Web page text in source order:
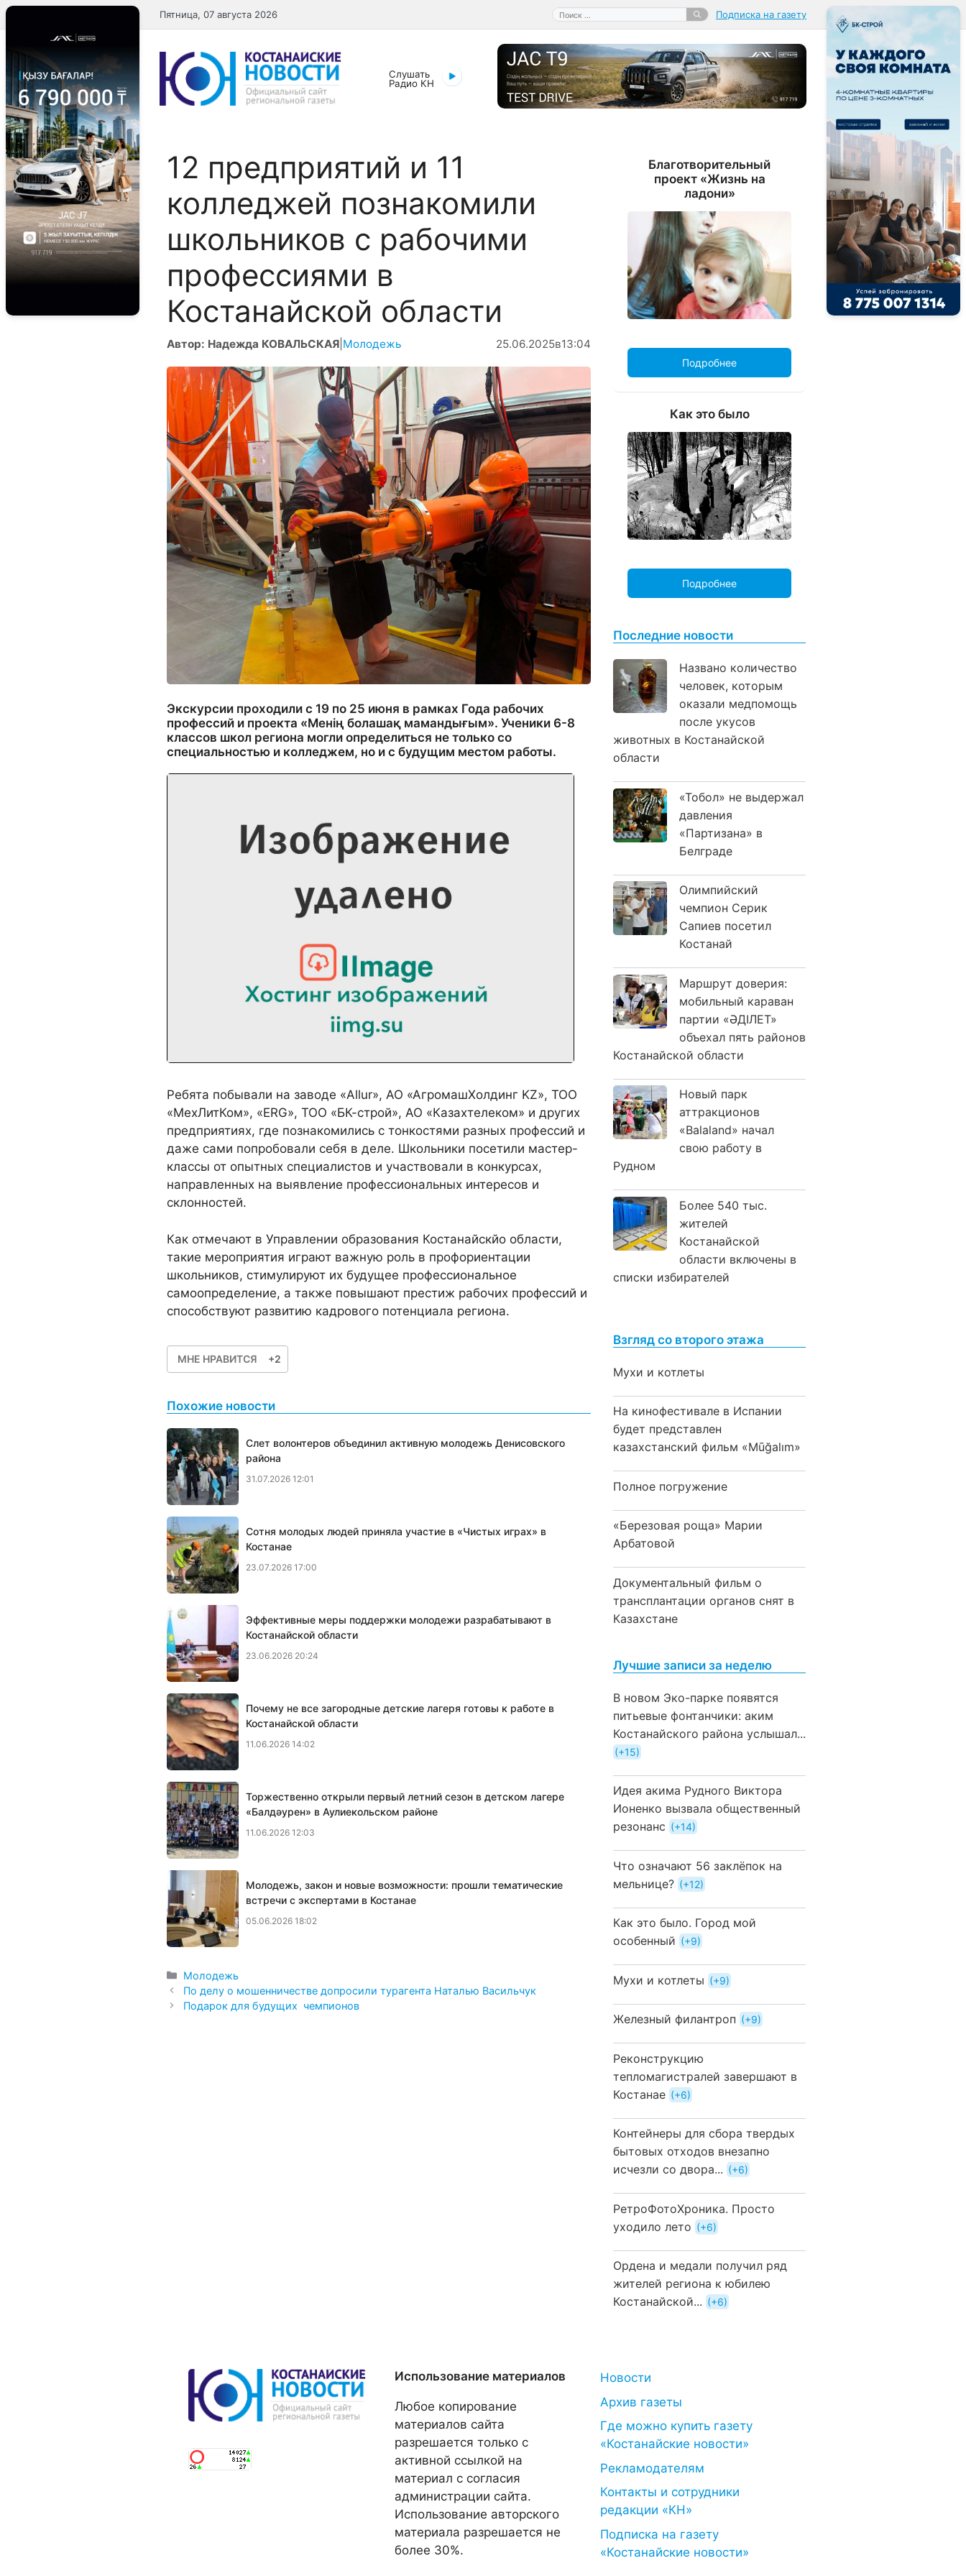
Перейти
к
содержимому
Поиск:
Пятница, 07 августа 2026 Подписка на газету
Слушать
Радио КН
12 предприятий и 11
колледжей познакомили
школьников с рабочими
профессиями в
Костанайской области
Автор: Надежда КОВАЛЬСКАЯ Молодежь 25.06.2025в13:04
Экскурсии проходили с 19 по 25 июня в рамках Года рабочих
профессий и проекта «Менің болашақ мамандығым». Ученики 6-8
классов школ региона могли определиться не только со
специальностью и колледжем, но и с будущим местом работы.
Ребята побывали на заводе «Allur», АО «АгромашХолдинг KZ», ТОО
«МехЛитКом», «ERG», ТОО «БК-строй», АО «Казахтелеком» и других
предприятиях, где познакомились с тонкостями разных профессий и
даже сами попробовали себя в деле. Школьники посетили мастер-
классы от опытных специалистов и участвовали в конкурсах,
направленных на выявление профессиональных интересов и
склонностей.
Как отмечают в Управлении образования Костанайскйо области,
такие мероприятия играют важную роль в профориентации
школьников, стимулируют их будущее профессиональное
самоопределение, а также повышают престиж рабочих профессий и
способствуют развитию кадрового потенциала региона.
МНЕ НРАВИТСЯ +2
Похожие новости
Слет волонтеров объединил активную молодежь Денисовского
района
31.07.2026 12:01
Сотня молодых людей приняла участие в «Чистых играх» в
Костанае
23.07.2026 17:00
Эффективные меры поддержки молодежи разрабатывают в
Костанайской области
23.06.2026 20:24
Почему не все загородные детские лагеря готовы к работе в
Костанайской области
11.06.2026 14:02
Торжественно открыли первый летний сезон в детском лагере
«Балдәурен» в Аулиекольском районе
11.06.2026 12:03
Молодежь, закон и новые возможности: прошли тематические
встречи с экспертами в Костанае
05.06.2026 18:02
Рубрики
Молодежь
По делу о мошенничестве допросили турагента Наталью Васильчук
Подарок для будущих чемпионов
Благотворительный
проект «Жизнь на
ладони»
Подробнее
Как это было
Подробнее
Последние новости
Названо количество
человек, которым
оказали медпомощь
после укусов
животных в Костанайской
области
«Тобол» не выдержал
давления
«Партизана» в
Белграде
Олимпийский
чемпион Серик
Сапиев посетил
Костанай
Маршрут доверия:
мобильный караван
партии «ӘДІЛЕТ»
объехал пять районов
Костанайской области
Новый парк
аттракционов
«Balaland» начал
свою работу в
Рудном
Более 540 тыс.
жителей
Костанайской
области включены в
списки избирателей
Взгляд со второго этажа
Мухи и котлеты
На кинофестивале в Испании
будет представлен
казахстанский фильм «Mūğalım»
Полное погружение
«Березовая роща» Марии
Арбатовой
Документальный фильм о
трансплантации органов снят в
Казахстане
Лучшие записи за неделю
В новом Эко-парке появятся
питьевые фонтанчики: аким
Костанайского района услышал...
+15
Идея акима Рудного Виктора
Ионенко вызвала общественный
резонанс
+14
Что означают 56 заклёпок на
мельнице?
+12
Как это было. Город мой
особенный
+9
Мухи и котлеты +9
Железный филантроп +9
Реконструкцию
тепломагистралей завершают в
Костанае
+6
Контейнеры для сбора твердых
бытовых отходов внезапно
исчезли со двора...
+6
РетроФотоХроника. Просто
уходило лето
+6
Ордена и медали получил ряд
жителей региона к юбилею
Костанайской...
+6
Использование материалов
Любое копирование
материалов сайта
разрешается только с
активной ссылкой на
материал с согласия
администрации сайта.
Использование авторского
материала разрешается не
более 30%.
Новости
Архив газеты
Где можно купить газету
«Костанайские новости»
Рекламодателям
Контакты и сотрудники
редакции «КН»
Подписка на газету
«Костанайские новости»